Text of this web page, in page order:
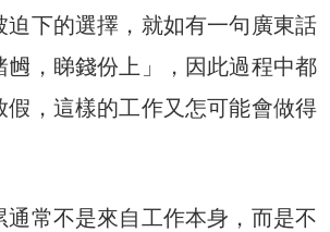
迫下的選擇，就如有一句廣東話
乸，睇錢份上」，因此過程中都
假，這樣的工作又怎可能會做得
通常不是來自工作本身，而是不